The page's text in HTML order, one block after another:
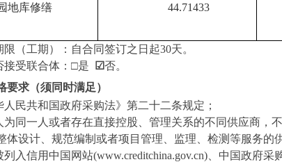
地库修缮 44.71433
限 （工期 ） ： 自合同签订之日起30天。
接受联合体：□是 ☑否。
要求（须同时满足）
人民共和国政府采购法》第二十二条规定；
为同一人或者存在直接控股、管理关系的不同供应商，
体设计、规范编制或者项目管理、监理、检测等服务的
列入信用中国网站(www.creditchina.gov.cn) 、中国政府采